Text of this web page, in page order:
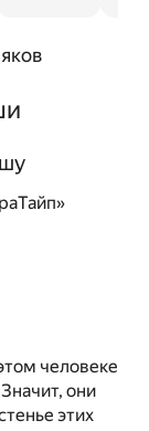
человеке
они
этих